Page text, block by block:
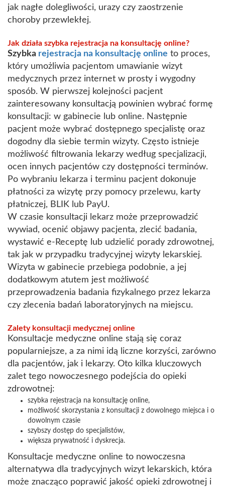
jak nagłe dolegliwości, urazy czy zaostrzenie
choroby przewlekłej.
Jak działa szybka rejestracja na konsultację online?
Szybka rejestracja na konsultację online to proces,
który umożliwia pacjentom umawianie wizyt
medycznych przez internet w prosty i wygodny
sposób. W pierwszej kolejności pacjent
zainteresowany konsultacją powinien wybrać formę
konsultacji: w gabinecie lub online. Następnie
pacjent może wybrać dostępnego specjalistę oraz
dogodny dla siebie termin wizyty. Często istnieje
możliwość filtrowania lekarzy według specjalizacji,
ocen innych pacjentów czy dostępności terminów.
Po wybraniu lekarza i terminu pacjent dokonuje
płatności za wizytę przy pomocy przelewu, karty
płatniczej, BLIK lub PayU.
W czasie konsultacji lekarz może przeprowadzić
wywiad, ocenić objawy pacjenta, zlecić badania,
wystawić e-Receptę lub udzielić porady zdrowotnej,
tak jak w przypadku tradycyjnej wizyty lekarskiej.
Wizyta w gabinecie przebiega podobnie, a jej
dodatkowym atutem jest możliwość
przeprowadzenia badania fizykalnego przez lekarza
czy zlecenia badań laboratoryjnych na miejscu.
Zalety konsultacji medycznej online
Konsultacje medyczne online stają się coraz
popularniejsze, a za nimi idą liczne korzyści, zarówno
dla pacjentów, jak i lekarzy. Oto kilka kluczowych
zalet tego nowoczesnego podejścia do opieki
zdrowotnej:
szybka rejestracja na konsultację online,
możliwość skorzystania z konsultacji z dowolnego miejsca i o
dowolnym czasie
szybszy dostęp do specjalistów,
większa prywatność i dyskrecja.
Konsultacje medyczne online to nowoczesna
alternatywa dla tradycyjnych wizyt lekarskich, która
może znacząco poprawić jakość opieki zdrowotnej i